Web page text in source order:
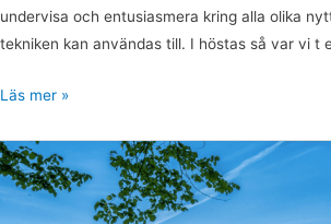
undervisa och entusiasmera kring alla olika
tekniken kan användas till. I höstas så var vi t
Läs mer »
VRSverige
i